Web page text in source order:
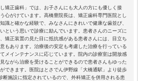
矯正歯科」では、お子さんにも大人の方にも優しく接
心がけています。高橋豊院長は、矯正歯科専門医院とし
識と確かな経験で、みなさんにきれいで健康な歯並び、
という思いで診療に励んでいます。患者さんのニーズに
矯正装置の見た目に抵抗感がある患者さんには、目立ち
もあります。治療後の安定も考慮した治療を行っている
メインテナンスに応じています。院内の診療室は開放感
ながら治療を受けることができるので患者さんもゆった
できます。医院はとさでん伊野線「大橋通駅」より徒歩
断施設に指定されているので、外科矯正を併用される患